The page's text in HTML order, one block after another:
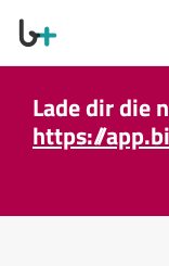
Lade dir die
https://